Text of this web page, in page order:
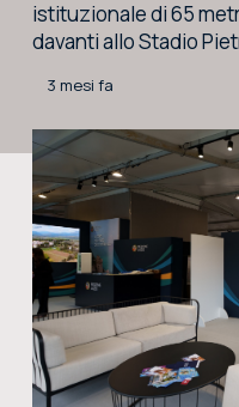
istituzionale di 65
davanti allo Stadio
3 mesi fa
CORPORATE
CERCA NEL
ACQUISTA I
VIVI L’EMOZIONE DEGLI
LA BIGLIETTERIA CENTRALE
ACQUISTA